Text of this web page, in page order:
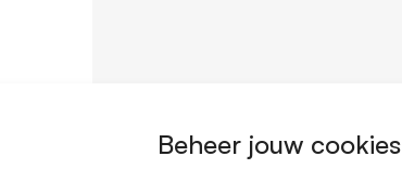
Beheer jouw cookies